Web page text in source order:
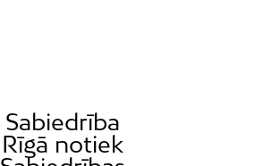
Sabiedrība
Rīgā notiek